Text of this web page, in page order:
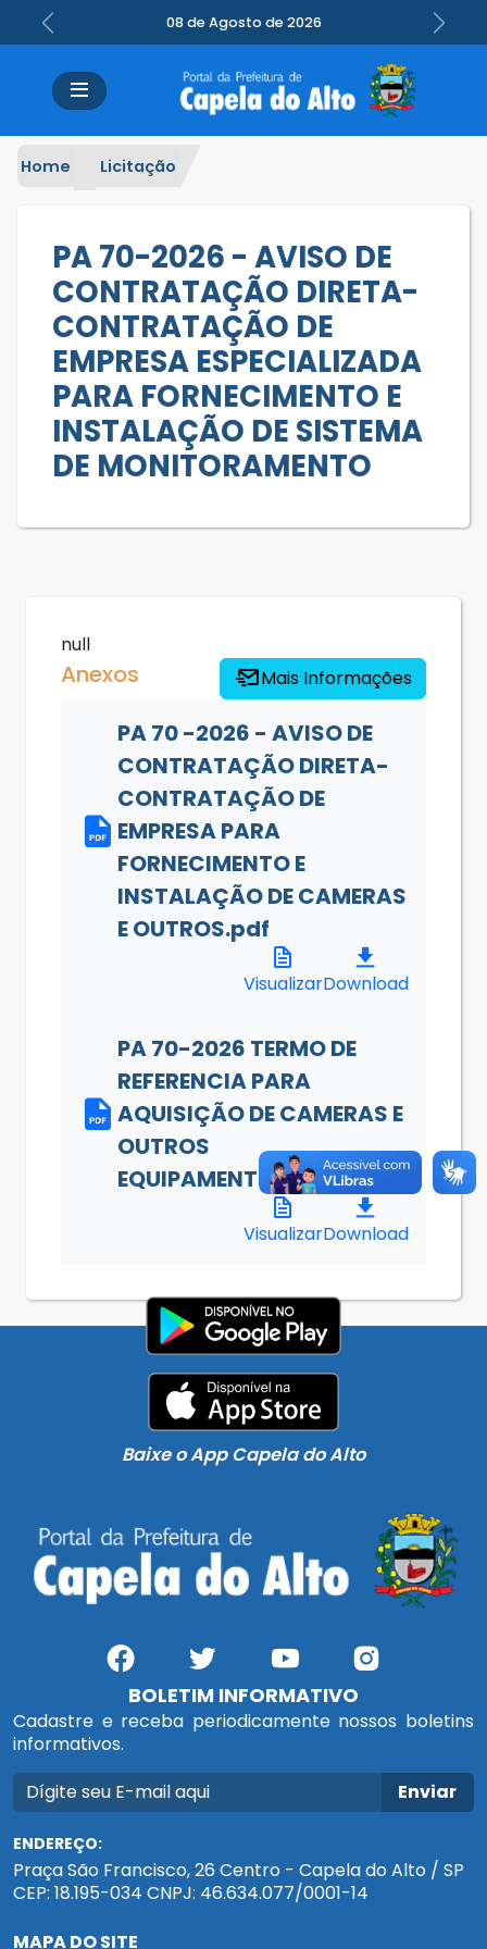
08 de Agosto de 2026
Previous Next
Home Licitação
PA 70-2026 - AVISO DE
CONTRATAÇÃO DIRETA-
CONTRATAÇÃO DE
EMPRESA ESPECIALIZADA
PARA FORNECIMENTO E
INSTALAÇÃO DE SISTEMA
DE MONITORAMENTO
null
Anexos Mais Informações
PA 70 -2026 - AVISO DE
CONTRATAÇÃO DIRETA-
CONTRATAÇÃO DE
EMPRESA PARA
FORNECIMENTO E
INSTALAÇÃO DE CAMERAS
E OUTROS.pdf
VisualizarDownload
PA 70-2026 TERMO DE
REFERENCIA PARA
AQUISIÇÃO DE CAMERAS E
OUTROS
EQUIPAMENTOS.pdf
VisualizarDownload
Baixe o App Capela do Alto
BOLETIM INFORMATIVO
Cadastre e receba periodicamente nossos boletins
informativos.
Enviar
ENDEREÇO:
Praça São Francisco, 26 Centro - Capela do Alto / SP
CEP: 18.195-034 CNPJ: 46.634.077/0001-14
MAPA DO SITE